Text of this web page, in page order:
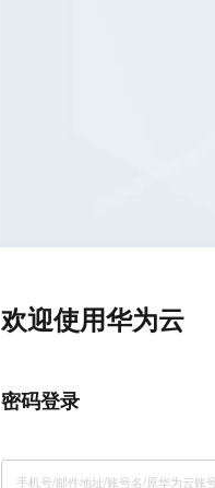
欢迎使用华为云
密码登录